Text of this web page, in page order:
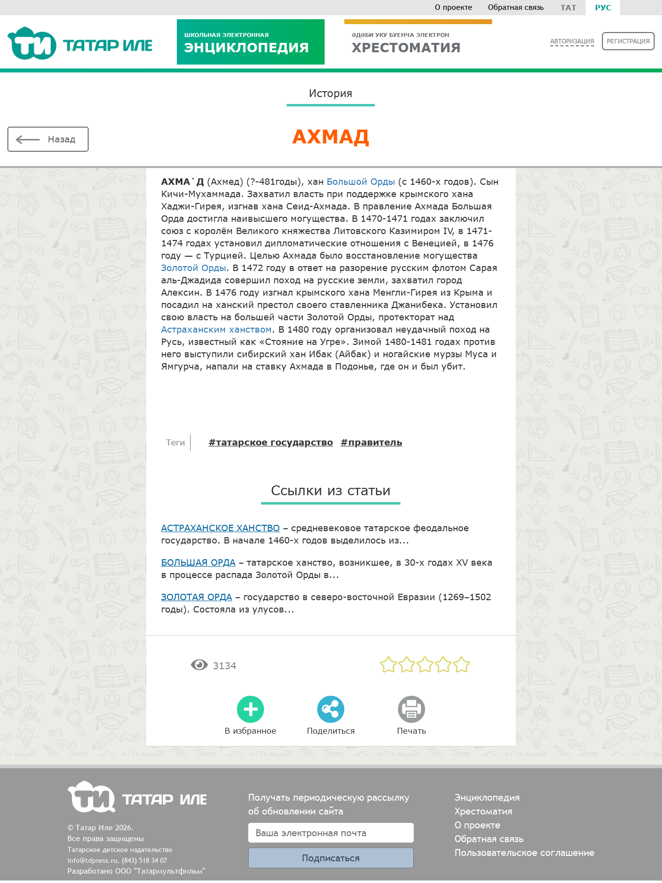
ТАТ РУС
О проекте Обратная связь
ШКОЛЬНАЯ ЭЛЕКТРОННАЯ
ЭНЦИКЛОПЕДИЯ
ӘДӘБИ УКУ БУЕНЧА ЭЛЕКТРОН
ХРЕСТОМАТИЯ АВТОРИЗАЦИЯ РЕГИСТРАЦИЯ
Назад
История
АХМАД
АХМА`Д (Ахмед) (?-481годы), хан Большой Орды (с 1460-х годов). Сын
Кичи-Мухаммада. Захватил власть при поддержке крымского хана
Хаджи-Гирея, изгнав хана Сеид-Ахмада. В правление Ахмада Большая
Орда достигла наивысшего могущества. В 1470-1471 годах заключил
союз с королём Великого княжества Литовского Казимиром IV, в 1471-
1474 годах установил дипломатические отношения с Венецией, в 1476
году — с Турцией. Целью Ахмада было восстановление могущества
Золотой Орды. В 1472 году в ответ на разорение русским флотом Сарая
аль-Джадида совершил поход на русские земли, захватил город
Алексин. В 1476 году изгнал крымского хана Менгли-Гирея из Крыма и
посадил на ханский престол своего ставленника Джанибека. Установил
свою власть на большей части Золотой Орды, протекторат над
Астраханским ханством. В 1480 году организовал неудачный поход на
Русь, известный как «Стояние на Угре». Зимой 1480-1481 годах против
него выступили сибирский хан Ибак (Айбак) и ногайские мурзы Муса и
Ямгурча, напали на ставку Ахмада в Подонье, где он и был убит.
Теги #татарское государство #правитель
Ссылки из статьи
АСТРАХАНСКОЕ ХАНСТВО – средневековое татарское феодальное
государство. В начале 1460-х годов выделилось из...
БОЛЬШАЯ ОРДА – татарское ханство, возникшее, в 30-х годах XV века
в процессе распада Золотой Орды в...
ЗОЛОТАЯ ОРДА – государство в северо-восточной Евразии (1269–1502
годы). Состояла из улусов...
3134
В избранное Поделиться Печать
© Татар Иле 2026.
Все права защищены
Татарское детское издательство
info@tdpress.ru, (843) 518 34 07
Разработано ООО "Татармультфильм"
Энциклопедия
Хрестоматия
О проекте
Обратная связь
Пользовательское соглашение
Получать периодическую рассылку
об обновлении сайта
Подписаться